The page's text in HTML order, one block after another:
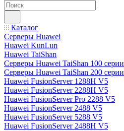
Каталог
Серверы Huawei
Huawei KunLun
Huawei TaiShan
Серверы Huawei TaiShan 100 серии
Серверы Huawei TaiShan 200 серии
Huawei FusionServer 1288H V5
Huawei FusionServer 2288H V5
Huawei FusionServer Pro 2288 V5
Huawei FusionServer 2488 V5
Huawei FusionServer 5288 V5
Huawei FusionServer 2488H V5